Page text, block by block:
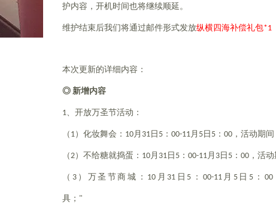
护内容，开机时间也将继续顺延。
维护结束后我们将通过邮件形式发放纵横四海补偿礼包*1
本次更新的详细内容：
◎ 新增内容
1、开放万圣节活动：
（1）化妆舞会：10月31日5：00-11月5日5：00，活动
（2）不给糖就捣蛋：10月31日5：00-11月3日5：00，活
（3）万圣节商城：10月31日5：00-11月5日5：
具；"